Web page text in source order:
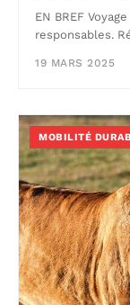
EN BREF
responsables.
19 MARS 2025
MOBILITÉ